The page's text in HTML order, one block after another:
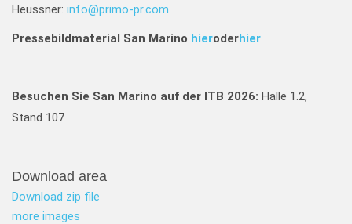
Heussner: info@primo-pr.com.
Pressebildmaterial San Marino hieroderhier
Besuchen Sie San Marino auf der ITB 2026: Halle 1.2,
Stand 107
Download area
Download zip file
more images